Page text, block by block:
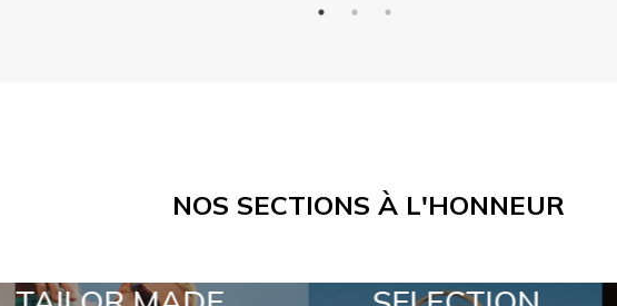
NOS SECTIONS À L'HONNEUR